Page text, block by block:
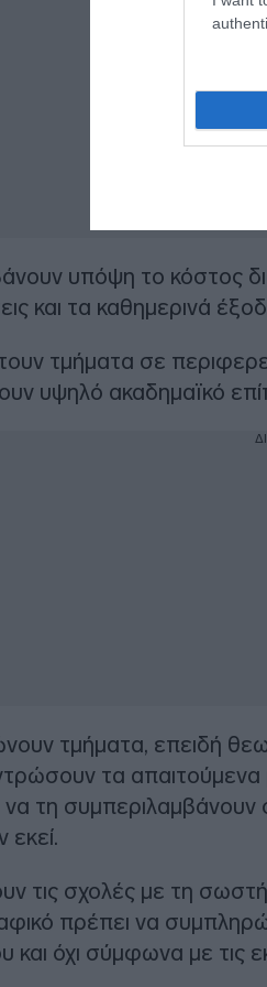
υπόψη το κόστος
και τα καθημερινά
τμήματα σε
υψηλό ακαδημαϊκό
τμήματα, επειδή
τα απαιτούμενα
να τη
εκεί.
τις σχολές με τη
πρέπει να
όχι σύμφωνα με τις